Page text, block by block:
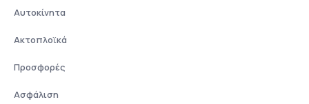
Αυτοκίνητα
Ακτοπλοϊκά
Προσφορές
Ασφάλιση